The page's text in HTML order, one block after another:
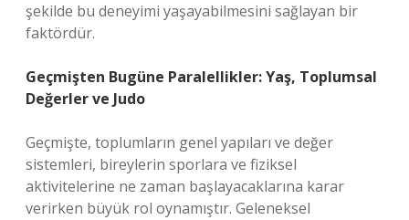
şekilde bu deneyimi yaşayabilmesini sağlayan bir
faktördür.
Geçmişten Bugüne Paralellikler: Yaş, Toplumsal
Değerler ve Judo
Geçmişte, toplumların genel yapıları ve değer
sistemleri, bireylerin sporlara ve fiziksel
aktivitelerine ne zaman başlayacaklarına karar
verirken büyük rol oynamıştır. Geleneksel